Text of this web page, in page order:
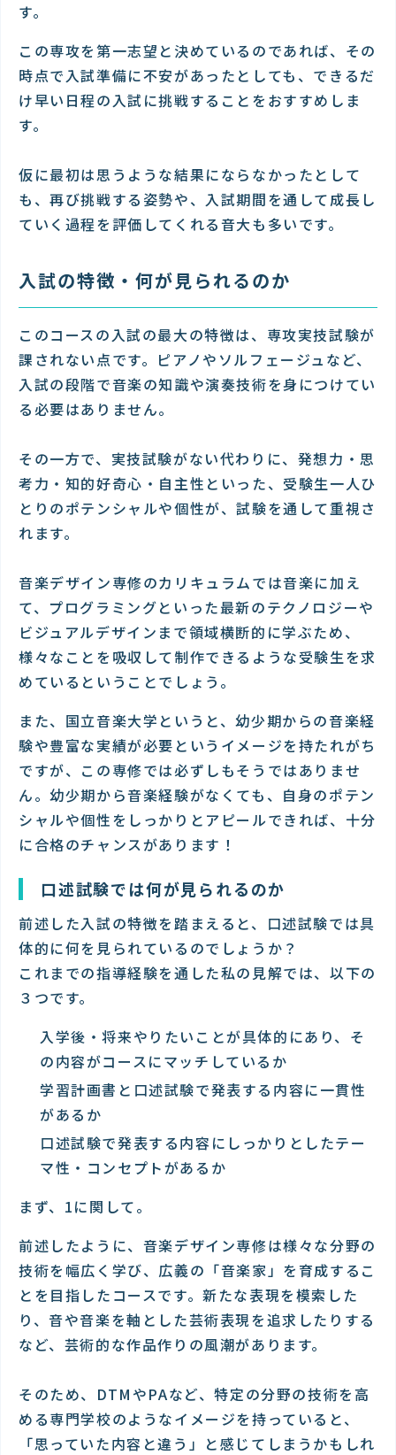
す。
この専攻を第一志望と決めているのであれば、その
時点で入試準備に不安があったとしても、できるだ
け早い日程の入試に挑戦することをおすすめしま
す。
仮に最初は思うような結果にならなかったとして
も、再び挑戦する姿勢や、入試期間を通して成長し
ていく過程を評価してくれる音大も多いです。
入試の特徴・何が見られるのか
このコースの入試の最大の特徴は、専攻実技試験が
課されない点です。ピアノやソルフェージュなど、
入試の段階で音楽の知識や演奏技術を身につけてい
る必要はありません。
その一方で、実技試験がない代わりに、発想力・思
考力・知的好奇心・自主性といった、受験生一人ひ
とりのポテンシャルや個性が、試験を通して重視さ
れます。
音楽デザイン専修のカリキュラムでは音楽に加え
て、プログラミングといった最新のテクノロジーや
ビジュアルデザインまで領域横断的に学ぶため、
様々なことを吸収して制作できるような受験生を求
めているということでしょう。
また、国立音楽大学というと、幼少期からの音楽経
験や豊富な実績が必要というイメージを持たれがち
ですが、この専修では必ずしもそうではありませ
ん。幼少期から音楽経験がなくても、自身のポテン
シャルや個性をしっかりとアピールできれば、十分
に合格のチャンスがあります！
口述試験では何が見られるのか
前述した入試の特徴を踏まえると、口述試験では具
体的に何を見られているのでしょうか？
これまでの指導経験を通した私の見解では、以下の
３つです。
入学後・将来やりたいことが具体的にあり、そ
の内容がコースにマッチしているか
学習計画書と口述試験で発表する内容に一貫性
があるか
口述試験で発表する内容にしっかりとしたテー
マ性・コンセプトがあるか
まず、1に関して。
前述したように、音楽デザイン専修は様々な分野の
技術を幅広く学び、広義の「音楽家」を育成するこ
とを目指したコースです。新たな表現を模索した
り、音や音楽を軸とした芸術表現を追求したりする
など、芸術的な作品作りの風潮があります。
そのため、DTMやPAなど、特定の分野の技術を高
める専門学校のようなイメージを持っていると、
「思っていた内容と違う」と感じてしまうかもしれ